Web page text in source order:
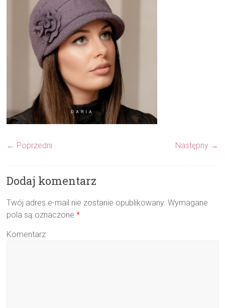
← Poprzedni Następny →
Dodaj komentarz
Twój adres e-mail nie zostanie opublikowany. Wymagane
pola są oznaczone*
Komentarz